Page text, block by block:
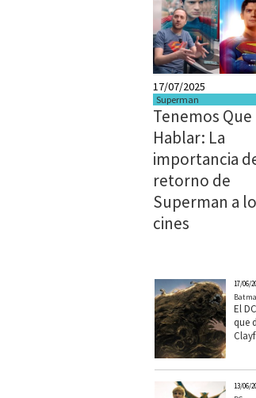
17/07/2025
Superman
Tenemos Que
Hablar: La
importancia
retorno de
Superman a
cines
17/06/
El
que
13/06/